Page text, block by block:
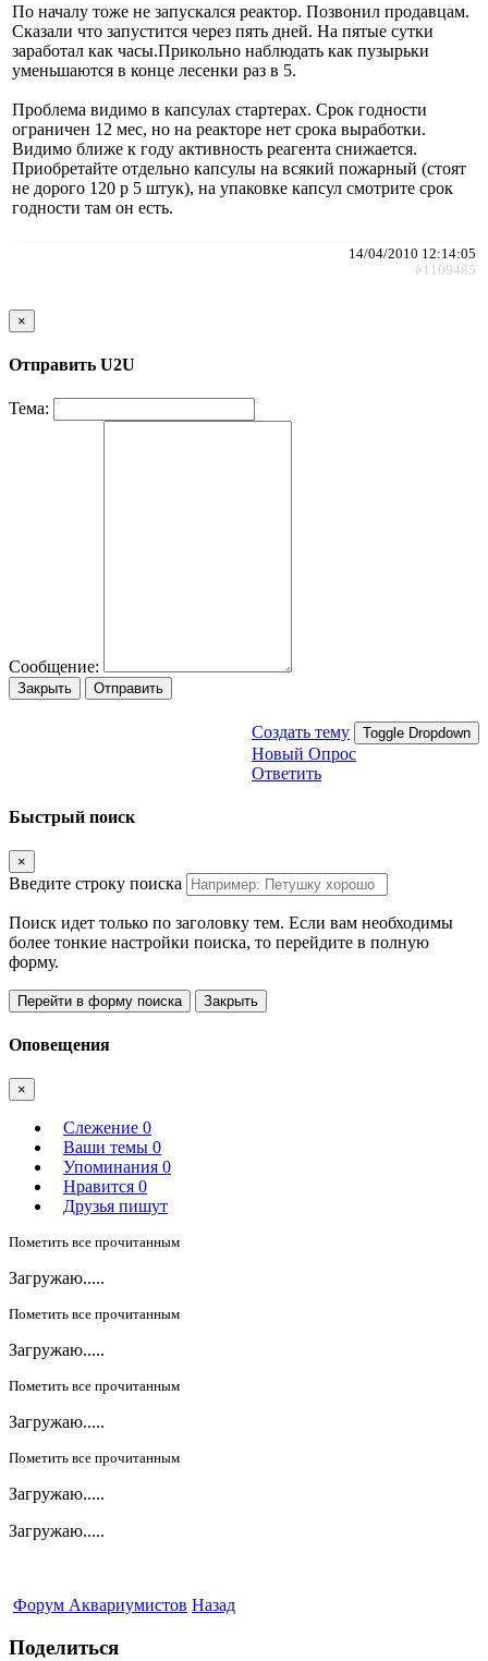
По началу тоже не запускался реактор. Позвонил продавцам.
Сказали что запустится через пять дней. На пятые сутки
заработал как часы.Прикольно наблюдать как пузырьки
уменьшаются в конце лесенки раз в 5.
Проблема видимо в капсулах стартерах. Срок годности
ограничен 12 мес, но на реакторе нет срока выработки.
Видимо ближе к году активность реагента снижается.
Приобретайте отдельно капсулы на всякий пожарный (стоят
не дорого 120 р 5 штук), на упаковке капсул смотрите срок
годности там он есть.
14/04/2010 12:14:05
#1109485
×
Отправить U2U
Тема:
Сообщение:
Закрыть Отправить
Создать тему Toggle Dropdown
Новый Опрос
Ответить
Быстрый поиск
×
Введите строку поиска
Поиск идет только по заголовку тем. Если вам необходимы
более тонкие настройки поиска, то перейдите в полную
форму.
Перейти в форму поиска Закрыть
Оповещения
×
Слежение 0
Ваши темы 0
Упоминания 0
Нравится 0
Друзья пишут
Пометить все прочитанным
Загружаю.....
Пометить все прочитанным
Загружаю.....
Пометить все прочитанным
Загружаю.....
Пометить все прочитанным
Загружаю.....
Загружаю.....
Форум Аквариумистов Назад
Поделиться